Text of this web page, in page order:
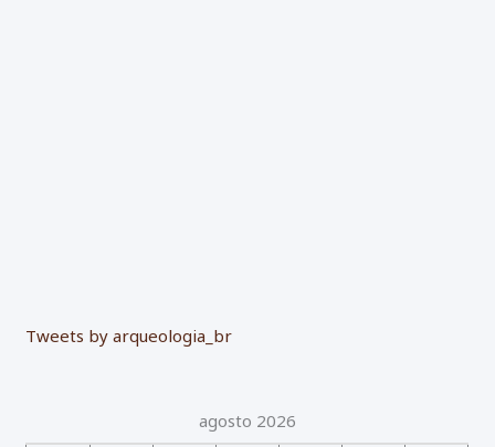
Tweets by arqueologia_br
agosto 2026